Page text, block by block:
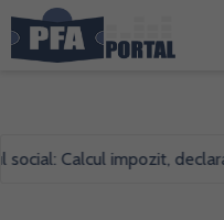
Calcul impozit, declaratii